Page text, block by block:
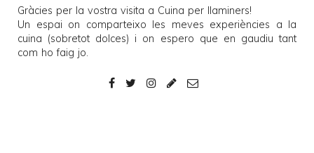
Gràcies per la vostra visita a Cuina per llaminers!
Un espai on comparteixo les meves experiències a la
cuina (sobretot dolces) i on espero que en gaudiu tant
com ho faig jo.